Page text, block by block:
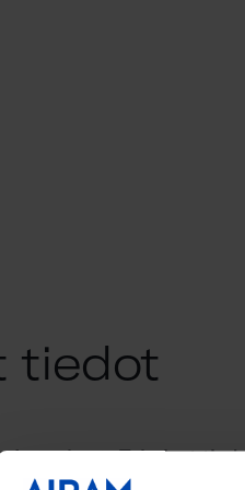
tiedot
Lataukset Tekniset